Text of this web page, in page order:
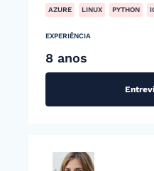
AZURE
LINUX PYTHON
EXPERIÊNCIA
8 anos